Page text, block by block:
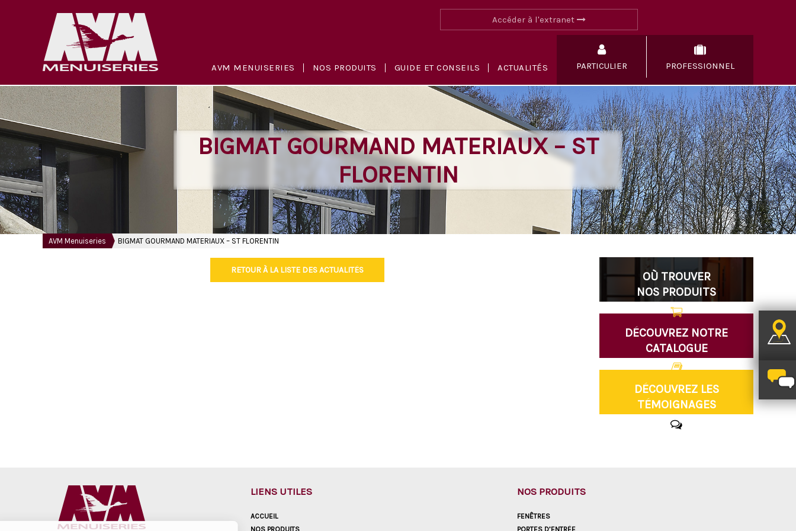
Accéder à l'extranet
AVM MENUISERIES NOS PRODUITS GUIDE ET CONSEILS ACTUALITÉS PARTICULIER PROFESSIONNEL
BIGMAT GOURMAND MATERIAUX – ST
FLORENTIN
AVM Menuiseries BIGMAT GOURMAND MATERIAUX – ST FLORENTIN
RETOUR À LA LISTE DES ACTUALITÉS
OÙ TROUVER
NOS PRODUITS
DÉCOUVREZ NOTRE
CATALOGUE
DÉCOUVREZ LES
TÉMOIGNAGES
LIENS UTILES
ACCUEIL
NOS PRODUITS
NOS PRODUITS
FENÊTRES
PORTES D’ENTRÉE